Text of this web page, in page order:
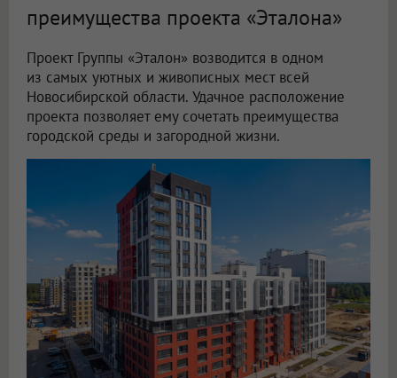
преимущества проекта «Эталона»
Проект Группы «Эталон» возводится в одном
из самых уютных и живописных мест всей
Новосибирской области. Удачное расположение
проекта позволяет ему сочетать преимущества
городской среды и загородной жизни.